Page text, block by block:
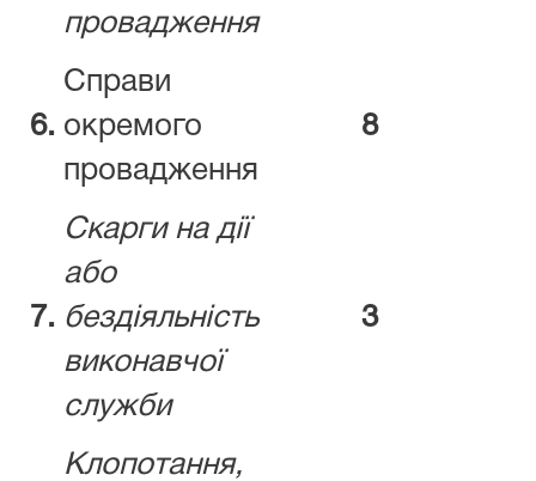
провадження
6.
Справи
окремого
провадження
8
7.
Скарги на дії
або
бездіяльність
виконавчої
служби
3
Клопотання,